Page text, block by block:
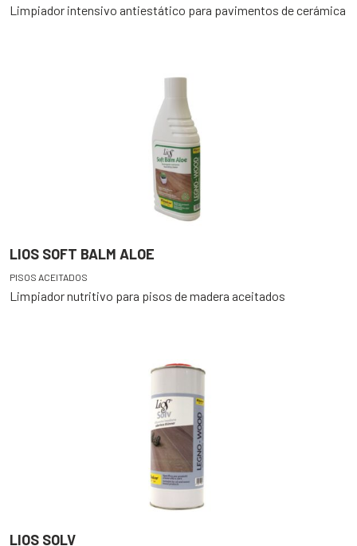
Limpiador intensivo antiestático para pavimentos de cerámica
LIOS SOFT BALM ALOE
PISOS ACEITADOS
Limpiador nutritivo para pisos de madera aceitados
LIOS SOLV